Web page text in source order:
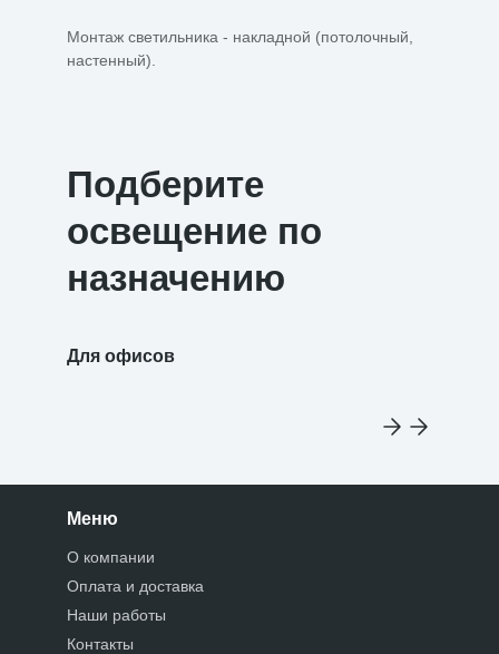
Монтаж светильника - накладной (потолочный,
настенный).
Подберите
освещение по
назначению
Для офисов
Меню
О компании
Оплата и доставка
Наши работы
Контакты